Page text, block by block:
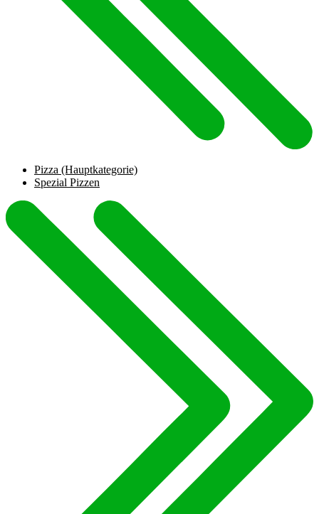
Pizza (Hauptkategorie)
Spezial Pizzen